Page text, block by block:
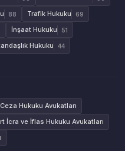
88 Trafik Hukuku 69
İnşaat Hukuku 51
Hukuku 44
Hukuku Avukatları
İcra ve İflas Hukuku Avukatları